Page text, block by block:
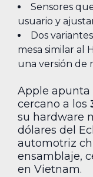
Sensores
usuario y
Dos
mesa similar al
una versión de
Apple apunta
cercano a los
su hardware
dólares del
automotriz
ensamblaje,
en Vietnam.